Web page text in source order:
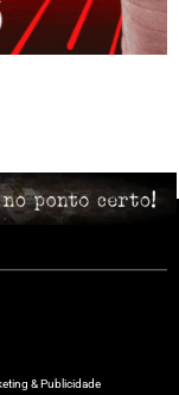
& Publicidade